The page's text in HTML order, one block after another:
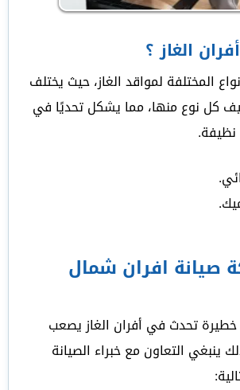
الغاز ؟
المختلفة لمواقد الغاز، حيث يختلف
كل نوع منها، مما يشكل تحديًا في
نظيفة.
صيانة افران شمال
تحدث في أفران الغاز يصعب
ينبغي التعاون مع خبراء الصيانة